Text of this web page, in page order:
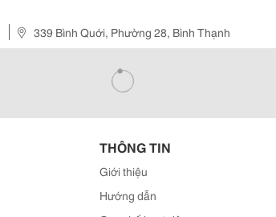
339 Bình Quới, Phường 28, Bình Thạnh
THÔNG TIN
Giới thiệu
Hướng dẫn